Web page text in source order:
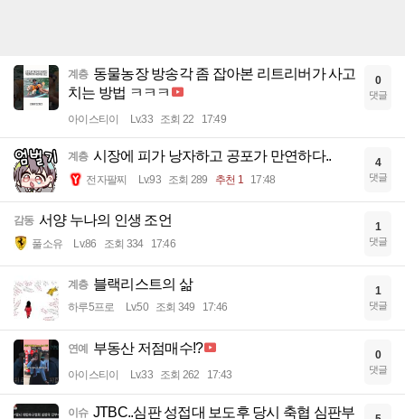
계층 동물농장 방송각 좀 잡아본 리트리버가 사고
치는 방법 ㅋㅋㅋ
아이스티이 Lv.33 조회 22 17:49
0
댓글
계층 시장에 피가 낭자하고 공포가 만연하다..
전자팔찌 Lv.93 조회 289 추천 1 17:48
4
댓글
감동 서양 누나의 인생 조언
풀소유 Lv.86 조회 334 17:46
1
댓글
계층 블랙리스트의 삶
하루5프로 Lv.50 조회 349 17:46
1
댓글
연예 부동산 저점매수!?
아이스티이 Lv.33 조회 262 17:43
0
댓글
이슈 JTBC..심판 성접대 보도후 당시 축협 심판부